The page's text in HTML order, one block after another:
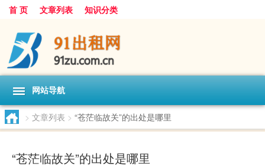
首 页 文章列表 知识分类
网站导航
> 文章列表 > “苍茫临故关”的出处是哪里
“苍茫临故关”的出处是哪里